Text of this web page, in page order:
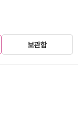
보관함